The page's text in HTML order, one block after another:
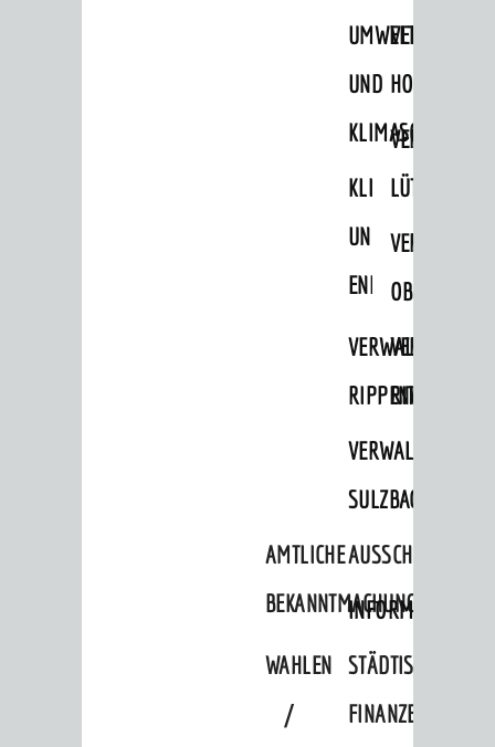
UMWELT-
UND
KLIMASCHUTZ
KLIMASCHUTZ
UND
RIPPENWEIER
SULZBACH
AMTLICHE
BEKANNTMACHUNGEN
WAHLEN
/
STÄDTISCHE
FINANZEN
STADTPLAN / GEOPORTAL
© Stadt Weinheim 2026
Kontakt